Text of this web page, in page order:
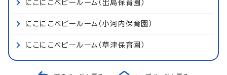
にこにこベビールーム（出島保育園）
にこにこベビールーム（小河内保育園）
にこにこベビールーム（草津保育園）